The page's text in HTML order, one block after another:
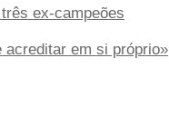
ex-campeões
acreditar em si próprio»